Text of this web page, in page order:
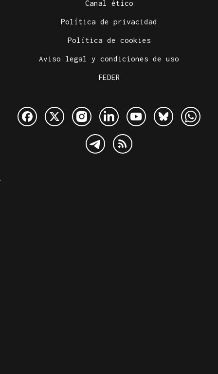
Canal ético
Política de privacidad
Política de cookies
Aviso legal y condiciones de uso
FEDER